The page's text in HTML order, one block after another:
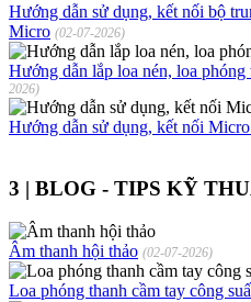
Hướng dẫn sử dụng, kết nối bộ
Micro (02-07-2026)
Hướng dẫn lắp loa nén, loa
2026)
Hướng dẫn sử dụng, kết nối
3 | BLOG - TIPS KỸ
Âm thanh hội thảo (02-07-2026)
Loa phóng thanh cầm tay công